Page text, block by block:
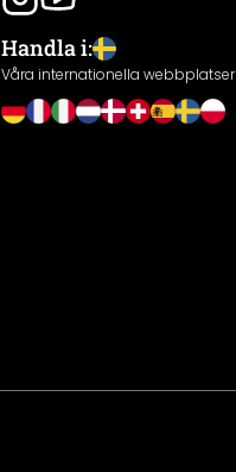
Handla i:
Våra internationella webbplatser